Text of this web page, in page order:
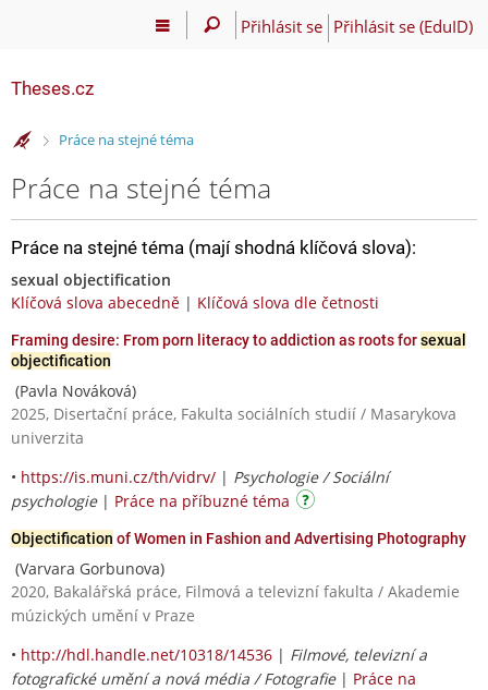
Přihlásit se Přihlásit se (EduID)
Theses.cz
>Práce na stejné téma
Práce na stejné téma
Práce na stejné téma (mají shodná klíčová slova):
sexual objectification
Klíčová slova abecedně | Klíčová slova dle četnosti
Framing desire: From porn literacy to addiction as roots forsexual
objectification
(Pavla Nováková)
2025, Disertační práce, Fakulta sociálních studií / Masarykova
univerzita
• https://is.muni.cz/th/vidrv/ | Psychologie / Sociální
psychologie| Práce na příbuzné téma
Objectification of Women in Fashion and Advertising Photography
(Varvara Gorbunova)
2020, Bakalářská práce, Filmová a televizní fakulta / Akademie
múzických umění v Praze
• http://hdl.handle.net/10318/14536 | Filmové, televizní a
fotografické umění a nová média / Fotografie| Práce na